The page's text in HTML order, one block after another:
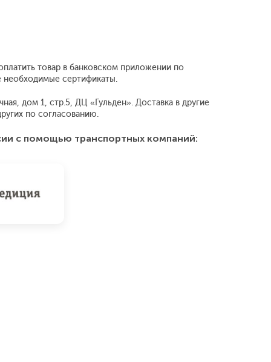
товар в банковском приложении по
необходимые сертификаты.
дом 1, стр.5, ДЦ «Гульден». Доставка в другие
по согласованию.
с помощью транспортных компаний: